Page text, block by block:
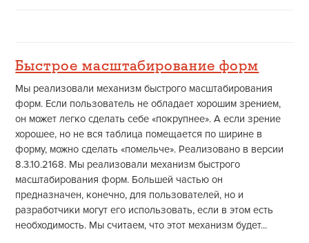
Быстрое масштабирование форм
Мы реализовали механизм быстрого масштабирования
форм. Если пользователь не обладает хорошим зрением,
он может легко сделать себе «покрупнее». А если зрение
хорошее, но не вся таблица помещается по ширине в
форму, можно сделать «помельче». Реализовано в версии
8.3.10.2168. Мы реализовали механизм быстрого
масштабирования форм. Большей частью он
предназначен, конечно, для пользователей, но и
разработчики могут его использовать, если в этом есть
необходимость. Мы считаем, что этот механизм будет...